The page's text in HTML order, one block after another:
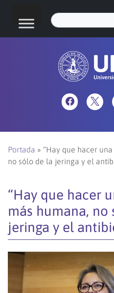
Portada » “Hay que hacer
no sólo de la jeringa y el
“Hay que hacer
más humana, no
jeringa y el